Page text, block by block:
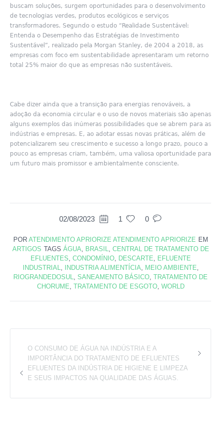
buscam soluções, surgem oportunidades para o desenvolvimento
de tecnologias verdes, produtos ecológicos e serviços
transformadores. Segundo o estudo “Realidade Sustentável:
Entenda o Desempenho das Estratégias de Investimento
Sustentável”, realizado pela Morgan Stanley, de 2004 a 2018, as
empresas com foco em sustentabilidade apresentaram um retorno
total 25% maior do que as empresas não sustentáveis.
Cabe dizer ainda que a transição para energias renováveis, a
adoção da economia circular e o uso de novos materiais são apenas
alguns exemplos das inúmeras possibilidades que se abrem para as
indústrias e empresas. E, ao adotar essas novas práticas, além de
potencializarem seu crescimento e sucesso a longo prazo, pouco a
pouco as empresas criam, também, uma valiosa oportunidade para
um futuro mais promissor e ambientalmente consciente.
02/08/2023 1 0
POR ATENDIMENTO APRIORIZE ATENDIMENTO APRIORIZE EM
ARTIGOS TAGS ÁGUA BRASIL
CENTRAL DE TRATAMENTO DE
EFLUENTES CONDOMÍNIO, DESCARTE
EFLUENTE
INDUSTRIAL
INDUSTRIA ALIMENTÍCIA MEIO AMBIENTE
RIOGRANDEDOSUL
SANEAMENTO BÁSICO TRATAMENTO DE
CHORUME TRATAMENTO DE ESGOTO, WORLD
O CONSUMO DE ÁGUA NA INDÚSTRIA E A
IMPORTÂNCIA DO TRATAMENTO DE EFLUENTES
EFLUENTES DA INDÚSTRIA DE HIGIENE E LIMPEZA
E SEUS IMPACTOS NA QUALIDADE DAS ÁGUAS.